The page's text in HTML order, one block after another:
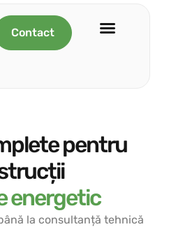
Contact
pentru
energetic
la consultanță tehnică